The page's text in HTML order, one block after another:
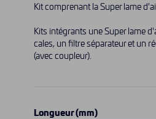
Kit comprenant la Super lame
Kits intégrants une Super lame
cales, un filtre séparateur et un
(avec coupleur).
Longueur (mm)